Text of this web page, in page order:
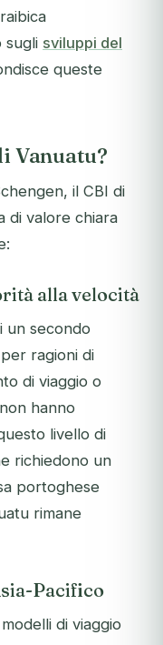
sugli sviluppi del
queste
Vanuatu?
il CBI di
di valore chiara
alla velocità
un secondo
ragioni di
di viaggio o
hanno
livello di
richiedono un
portoghese
rimane
Pacifico
di viaggio